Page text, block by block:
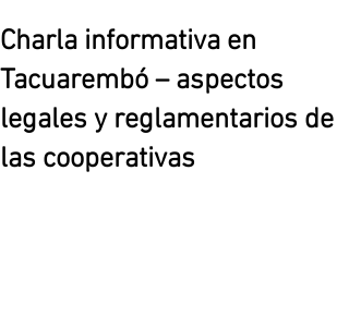
Charla informativa en
Tacuarembó – aspectos
legales y reglamentarios de
las cooperativas